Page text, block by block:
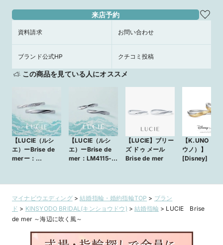
来店予約
資料請求 お問い合わせ
ブランド公式HP クチコミ投稿
この商品を見ている人にオススメ
【LUCIE（ルシ
エ）ーBrise de
merー：
丸みを帯びる、
すっきりとしたス
トレートラインの
結婚指輪。
【LUCIE（ルシ
エ）ーBrise de
mer：LM4115-
ブのペアで23万
円以内で持てる結
婚指輪
【LUCIE】ブリー
ズ ドゥ メール
Brise de mer
【K.UNO（ケ
ウノ）】
[Disney]「ラ
マイナビウエディング>結婚指輪・婚約指輪TOP > ブラン
ド > KINSYODO BRIDAL(キンショウドウ) >結婚指輪 > LUCIE Brise
de mer ～海辺に吹く風～